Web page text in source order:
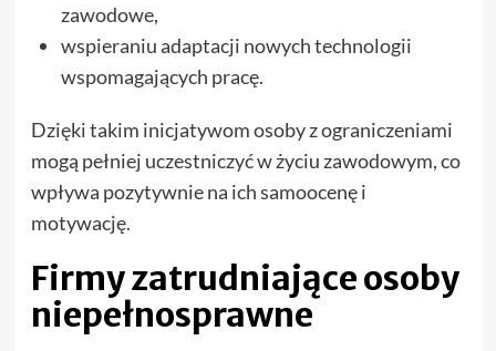
zawodowe,
wspieraniu adaptacji nowych technologii
wspomagających pracę.
Dzięki takim inicjatywom osoby z ograniczeniami
mogą pełniej uczestniczyć w życiu zawodowym, co
wpływa pozytywnie na ich samoocenę i
motywację.
Firmy zatrudniające osoby
niepełnosprawne